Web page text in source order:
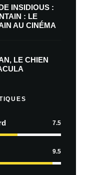
INSIDIOUS :
: LE
AU CINÉMA
LE CHIEN
7.5
9.5